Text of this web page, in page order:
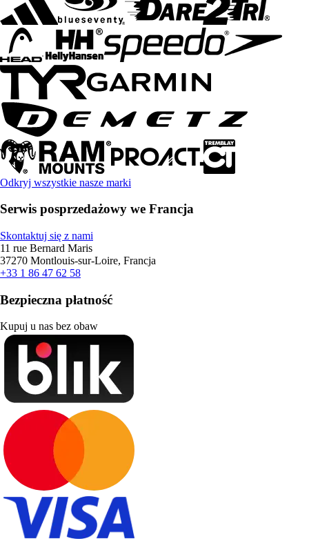
Odkryj wszystkie nasze marki
Serwis posprzedażowy we Francja
Skontaktuj się z nami
11 rue Bernard Maris
37270 Montlouis-sur-Loire, Francja
+33 1 86 47 62 58
Bezpieczna płatność
Kupuj u nas bez obaw